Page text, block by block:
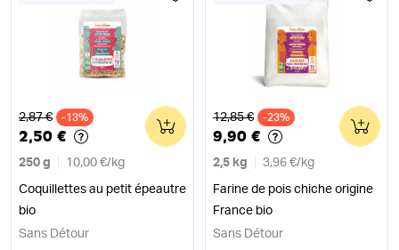
Ancien prix
2,87 € -13%
2,50 €
250 g 10,00 €/ kg
Coquillettes au petit épeautre
bio
0
Sans Détour
Ancien prix
12,85 € -23%
9,90 €
2,5 kg 3,96 €/ kg
Farine de pois chiche origine
France bio
0
Sans Détour